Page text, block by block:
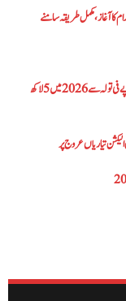
پاکستان میں سونے کی قیمت کا 79 سالہ سفر: 1947 میں 57 روپے فی تولہ سے 2026 میں 5 لاکھ